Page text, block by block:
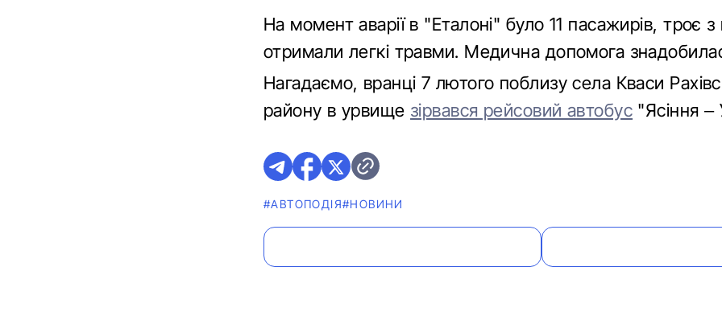
На момент аварії в "Еталоні" було 11 пасажирів, троє з
отримали легкі травми. Медична допомога
Нагадаємо, вранці 7 лютого поблизу села Кваси
району в урвище зірвався рейсовий автобус "Ясіння
#АВТОПОДІЯ#НОВИНИ